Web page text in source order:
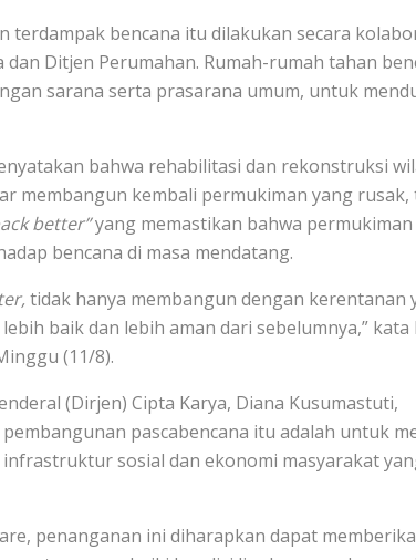
bencana itu dilakukan secara
Ditjen Perumahan. Rumah-rumah tahan
sarana serta prasarana umum, untuk
bahwa rehabilitasi dan rekonstruksi
membangun kembali permukiman yang rusak,
better”yang memastikan bahwa
bencana di masa mendatang.
tidak hanya membangun dengan kerentanan
baik dan lebih aman dari sebelumnya,”
(11/8).
(Dirjen) Cipta Karya, Diana Kusumastuti,
pascabencana itu adalah untuk
sosial dan ekonomi masyarakat
penanganan ini diharapkan dapat